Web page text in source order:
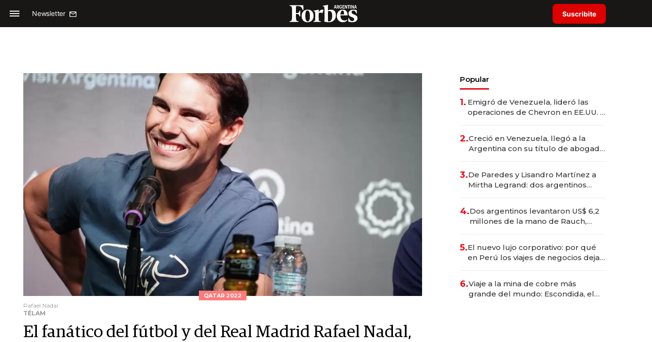
Newsletter Suscribite
QATAR 2022
Rafael Nadal
TÉLAM
El fanático del fútbol y del Real Madrid Rafael Nadal,
Popular
1. Emigró de Venezuela, lideró las
operaciones de Chevron en EE.UU. y
2.Creció en Venezuela, llegó a la
Argentina con su título de abogado
marcas "fast premium"
3.De Paredes y Lisandro Martínez a
Mirtha Legrand: dos argentinos
deportivo y el cuidado corporal
4.Dos argentinos levantaron US$ 6,2
millones de la mano de Rauch,
5.El nuevo lujo corporativo: por qué
en Perú los viajes de negocios dejan
6.Viaje a la mina de cobre más
grande del mundo: Escondida, el